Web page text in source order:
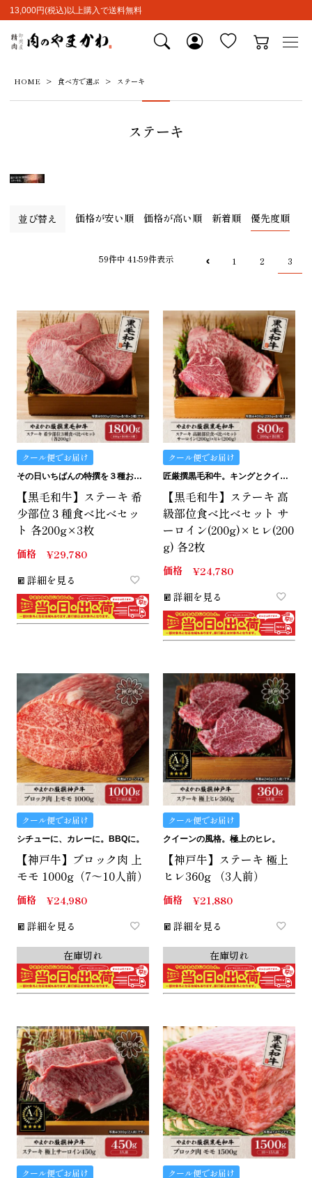
13,000円(税込)以上購入で送料無料
HOME 食べ方で選ぶ ステーキ
ステーキ
並び替え 価格が安い順 価格が高い順 新着順 優先度順
59件中 41-59件表示 1 2 3
クール便でお届け
その日いちばんの特撰を３種お詰めいたします。
【黒毛和牛】ステーキ 希
少部位３種食べ比べセッ
ト 各200g×3枚
価格 ¥29,780
詳細を見る
クール便でお届け
匠厳撰黒毛和牛。キングとクイーンの詰め合わせ。
【黒毛和牛】ステーキ 高
級部位食べ比べセット サ
ーロイン(200g)×ヒレ(200
g) 各2枚
価格 ¥24,780
詳細を見る
クール便でお届け
シチューに、カレーに。BBQに。
【神戸牛】ブロック肉 上
モモ 1000g（7～10人前）
価格 ¥24,980
詳細を見る
在庫切れ
クール便でお届け
クイーンの風格。極上のヒレ。
【神戸牛】ステーキ 極上
ヒレ360g （3人前）
価格 ¥21,880
詳細を見る
在庫切れ
クール便でお届け クール便でお届け